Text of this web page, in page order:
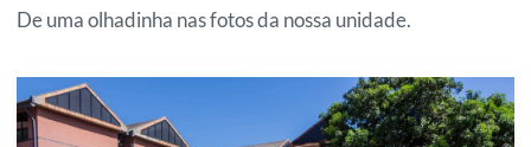
De uma olhadinha nas fotos da nossa unidade.